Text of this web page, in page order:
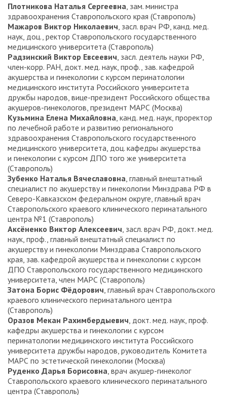
Плотникова Наталья Сергеевна , зам. министра
здравоохранения Ставропольского края (Ставрополь)
Мажаров Виктор Николаевич , засл. врач РФ, канд. мед.
наук, доц., ректор Ставропольского государственного
медицинского университета (Ставрополь)
Радзинский Виктор Евсеевич , засл. деятель науки РФ,
член-корр. РАН, докт. мед. наук, проф., зав. кафедрой
акушерства и гинекологии с курсом перинатологии
медицинского института Российского университета
дружбы народов, вице-президент Российского общества
акушеров-гинекологов, президент МАРС (Москва)
Кузьмина Елена Михайловна , канд. мед. наук, проректор
по лечебной работе и развитию регионального
здравоохранения Ставропольского государственного
медицинского университета, доц. кафедры акушерства
и гинекологии с курсом ДПО того же университета
(Ставрополь)
Зубенко Наталья Вячеславовна , главный внештатный
специалист по акушерству и гинекологии Минздрава РФ в
Северо-Кавказском федеральном округе, главный врач
Ставропольского краевого клинического перинатального
центра №1 (Ставрополь)
Аксёненко Виктор Алексеевич , засл. врач РФ, докт. мед.
наук, проф., главный внештатный специалист по
акушерству и гинекологии Минздрава Ставропольского
края, зав. кафедрой акушерства и гинекологии с курсом
ДПО Ставропольского государственного медицинского
университета, член МАРС (Ставрополь)
Затона Борис Фёдорович , главный врач Ставропольского
краевого клинического перинатального центра
(Ставрополь)
Оразов Мекан Рахимбердыевич , докт. мед. наук, проф.
кафедры акушерства и гинекологии с курсом
перинатологии медицинского института Российского
университета дружбы народов, руководитель Комитета
МАРС по эстетической гинекологии (Москва)
Руденко Дарья Борисовна , врач акушер-гинеколог
Ставропольского краевого клинического перинатального
центра (Ставрополь)